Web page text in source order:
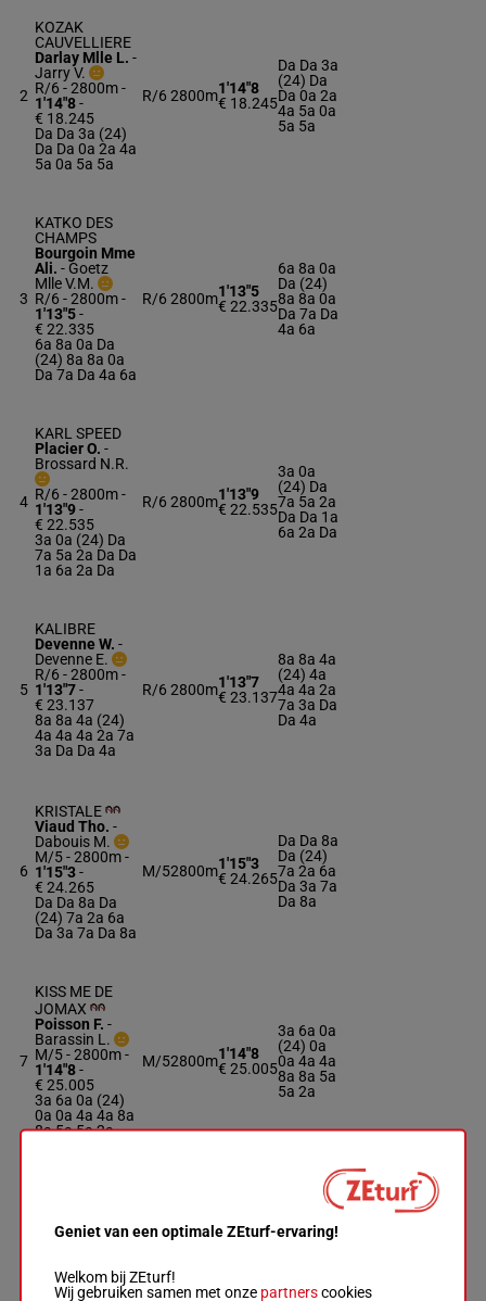
2
KOZAK
CAUVELLIERE
Darlay Mlle L. -
Jarry V.
R/6 - 2800m-
1'14"8-
€ 18.245
Da Da 3a (24)
Da Da 0a 2a 4a
5a 0a 5a 5a
R/6 2800m1'14"8
€ 18.245
Da Da 3a
(24) Da
Da 0a 2a
4a 5a 0a
5a 5a
3
KATKO DES
CHAMPS
Bourgoin Mme
Ali. - Goetz
Mlle V.M.
R/6 - 2800m-
1'13"5-
€ 22.335
6a 8a 0a Da
(24) 8a 8a 0a
Da 7a Da 4a 6a
R/6 2800m1'13"5
€ 22.335
6a 8a 0a
Da (24)
8a 8a 0a
Da 7a Da
4a 6a
4
KARL SPEED
Placier O. -
Brossard N.R.
R/6 - 2800m-
1'13"9-
€ 22.535
3a 0a (24) Da
7a 5a 2a Da Da
1a 6a 2a Da
R/6 2800m1'13"9
€ 22.535
3a 0a
(24) Da
7a 5a 2a
Da Da 1a
6a 2a Da
5
KALIBRE
Devenne W. -
Devenne E.
R/6 - 2800m-
1'13"7-
€ 23.137
8a 8a 4a (24)
4a 4a 4a 2a 7a
3a Da Da 4a
R/6 2800m1'13"7
€ 23.137
8a 8a 4a
(24) 4a
4a 4a 2a
7a 3a Da
Da 4a
6
KRISTALE
Viaud Tho. -
Dabouis M.
M/5 - 2800m-
1'15"3-
€ 24.265
Da Da 8a Da
(24) 7a 2a 6a
Da 3a 7a Da 8a
M/52800m1'15"3
€ 24.265
Da Da 8a
Da (24)
7a 2a 6a
Da 3a 7a
Da 8a
7
KISS ME DE
JOMAX
Poisson F. -
Barassin L.
M/5 - 2800m-
1'14"8-
€ 25.005
3a 6a 0a (24)
0a 0a 4a 4a 8a
8a 5a 5a 2a
M/52800m1'14"8
€ 25.005
3a 6a 0a
(24) 0a
0a 4a 4a
8a 8a 5a
5a 2a
Pacha N.
€ 25.380
5a 0a 5a 6a 5a
5a 0a 5a
6a 5a
5a 6a 2a
Geniet van een optimale ZEturf-ervaring!
Welkom bij ZEturf!
Wij gebruiken samen met onze partnerscookies